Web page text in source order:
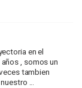
en el
, somos un
tambien
...